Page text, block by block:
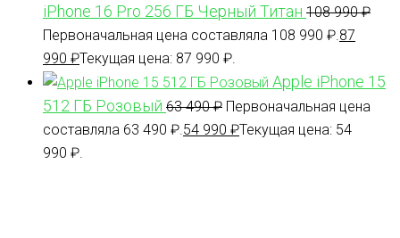
iPhone 16 Pro 256 ГБ Черный Титан 108 990₽
Первоначальная цена составляла 108 990 ₽. 87
990 ₽Текущая цена: 87 990 ₽.
Apple iPhone 15
512 ГБ Розовый 63 490₽ Первоначальная цена
составляла 63 490 ₽. 54 990 ₽Текущая цена: 54
990 ₽.